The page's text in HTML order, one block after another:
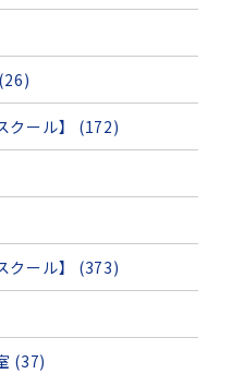
クール】 (172)
クール】 (373)
(37)